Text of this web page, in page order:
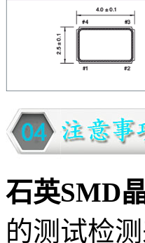
石英SMD
的测试检